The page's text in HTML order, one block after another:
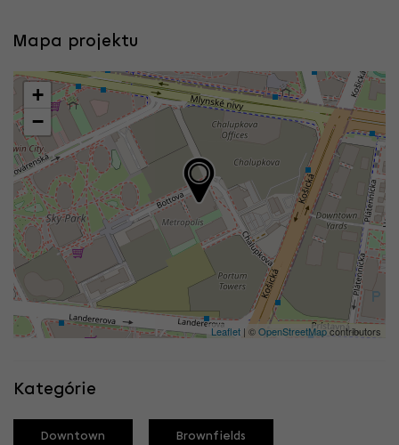
Mapa projektu
+
−
Leaflet | ©OpenStreetMapcontributors
Kategórie
Downtown Brownfields